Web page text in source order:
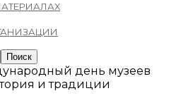
день музеев
и традиции